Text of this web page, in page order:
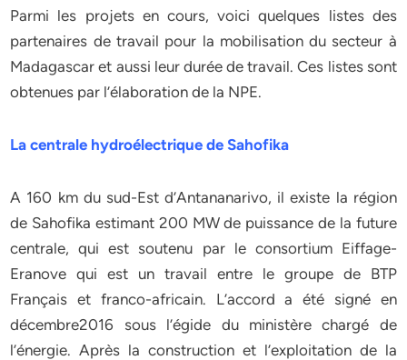
Parmi les projets en cours, voici quelques listes des
partenaires de travail pour la mobilisation du secteur à
Madagascar et aussi leur durée de travail. Ces listes sont
obtenues par l’élaboration de la NPE.
La centrale hydroélectrique de Sahofika
A 160 km du sud-Est d’Antananarivo, il existe la région
de Sahofika estimant 200 MW de puissance de la future
centrale, qui est soutenu par le consortium Eiffage-
Eranove qui est un travail entre le groupe de BTP
Français et franco-africain. L’accord a été signé en
décembre2016 sous l’égide du ministère chargé de
l’énergie. Après la construction et l’exploitation de la